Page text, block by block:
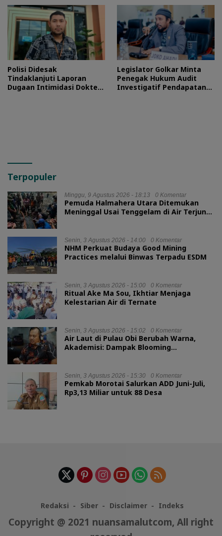
Polisi Didesak
Tindaklanjuti Laporan
Dugaan Intimidasi Dokter
Legislator Golkar Minta
Penegak Hukum Audit
Investigatif Pendapatan
Terpopuler
Minggu, 9 Agustus 2026 - 18:13 0 Komentar
Pemuda Halmahera Utara Ditemukan
Meninggal Usai Tenggelam di Air Terjun
Senin, 3 Agustus 2026 - 14:00 0 Komentar
NHM Perkuat Budaya Good Mining
Practices melalui Binwas Terpadu ESDM
Senin, 3 Agustus 2026 - 15:00 0 Komentar
Ritual Ake Ma Sou, Ikhtiar Menjaga
Kelestarian Air di Ternate
Senin, 3 Agustus 2026 - 15:02 0 Komentar
Air Laut di Pulau Obi Berubah Warna,
Akademisi: Dampak Blooming
Senin, 3 Agustus 2026 - 15:30 0 Komentar
Pemkab Morotai Salurkan ADD Juni-Juli,
Rp3,13 Miliar untuk 88 Desa
Redaksi Siber Disclaimer Indeks
Copyright @ 2021 nuansamalutcom, All right